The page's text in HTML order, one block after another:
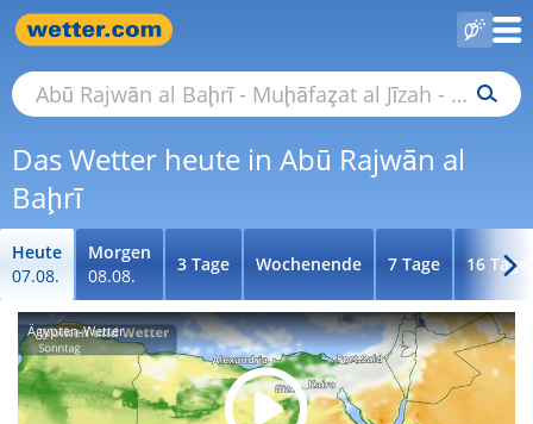
Das Wetter heute in Abū Rajwān al
Baḩrī
Heute
07.08.
Morgen
08.08.
3 Tage Wochenende 7 Tage 16 Tage
Ägypten-Wetter